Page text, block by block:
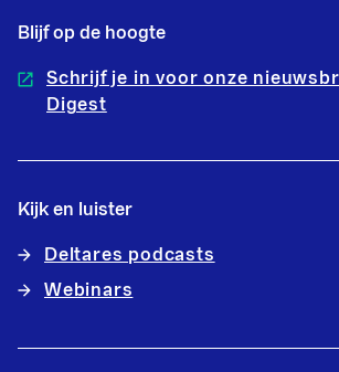
Blijf op de hoogte
Schrijf je in voor onze
Digest
Kijk en luister
Deltares podcasts
Webinars